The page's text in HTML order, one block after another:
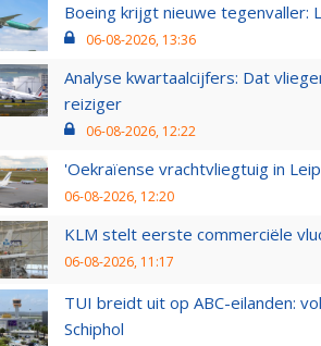
Boeing krijgt nieuwe tegenvaller:
06-08-2026, 13:36
Analyse kwartaalcijfers: Dat
reiziger
06-08-2026, 12:22
'Oekraïense vrachtvliegtuig in
06-08-2026, 12:20
KLM stelt eerste commerciële
06-08-2026, 11:17
TUI breidt uit op ABC-eilanden:
Schiphol